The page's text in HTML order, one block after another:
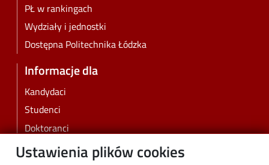
Ustawienia plików cookies
PŁ w rankingach
Wydziały i jednostki
Dostępna Politechnika Łódzka
Informacje dla
Kandydaci
Studenci
Doktoranci
Pracownicy